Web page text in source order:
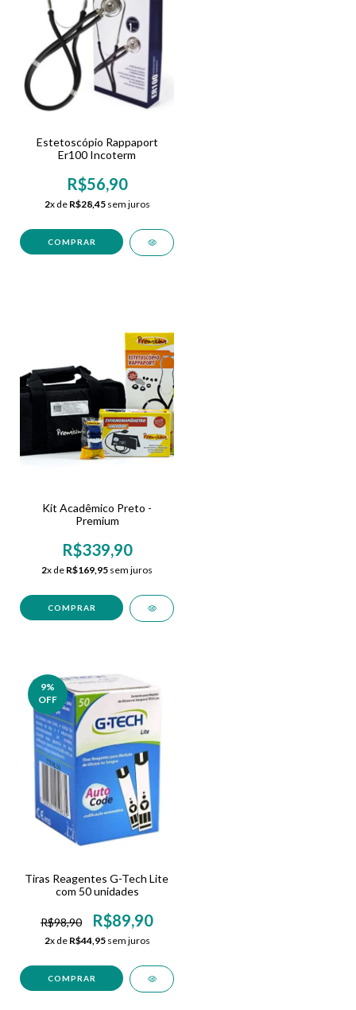
Estetoscópio Rappaport
Er100 Incoterm
R$56,90
2x de R$28,45sem juros
COMPRAR
Kit Acadêmico Preto -
Premium
R$339,90
2x de R$169,95 sem juros
9%
OFF
Tiras Reagentes G-Tech Lite
com 50 unidades
R$98,90 R$89,90
2x de R$44,95sem juros